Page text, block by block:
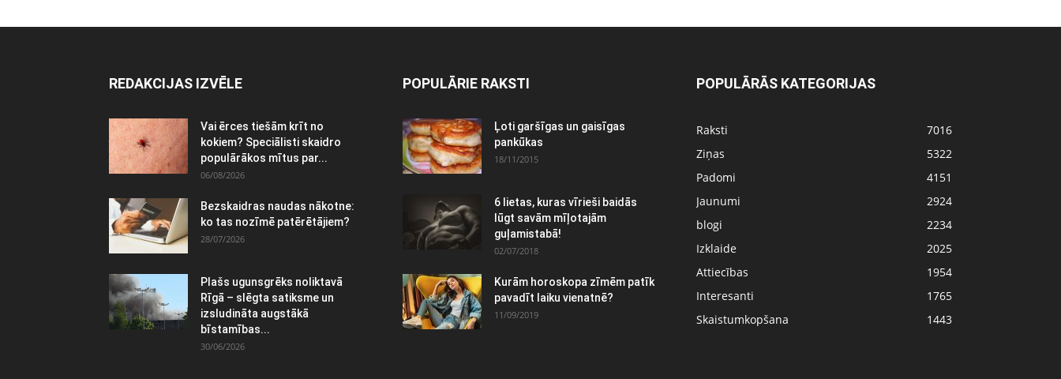
REDAKCIJAS IZVĒLE
Vai ērces tiešām krīt no
kokiem? Speciālisti skaidro
populārākos mītus par...
06/08/2026
Bezskaidras naudas nākotne:
ko tas nozīmē patērētājiem?
28/07/2026
Plašs ugunsgrēks noliktavā
Rīgā – slēgta satiksme un
izsludināta augstākā
bīstamības...
30/06/2026
POPULĀRIE RAKSTI
Ļoti garšīgas un gaisīgas
pankūkas
18/11/2015
6 lietas, kuras vīrieši baidās
lūgt savām mīļotajām
guļamistabā!
02/07/2018
Kurām horoskopa zīmēm patīk
pavadīt laiku vienatnē?
11/09/2019
POPULĀRĀS KATEGORIJAS
Raksti
7016
Ziņas
5322
Padomi
4151
Jaunumi
2924
blogi
2234
Izklaide
2025
Attiecības
1954
Interesanti
1765
Skaistumkopšana
1443